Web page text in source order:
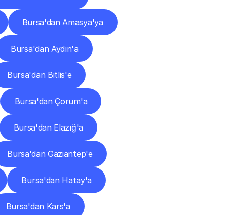
Bursa'dan Amasya'ya
Bursa'dan Aydın'a
Bursa'dan Bitlis'e
Bursa'dan Çorum'a
Bursa'dan Elazığ'a
Bursa'dan Gaziantep'e
Bursa'dan Hatay'a
Bursa'dan Kars'a